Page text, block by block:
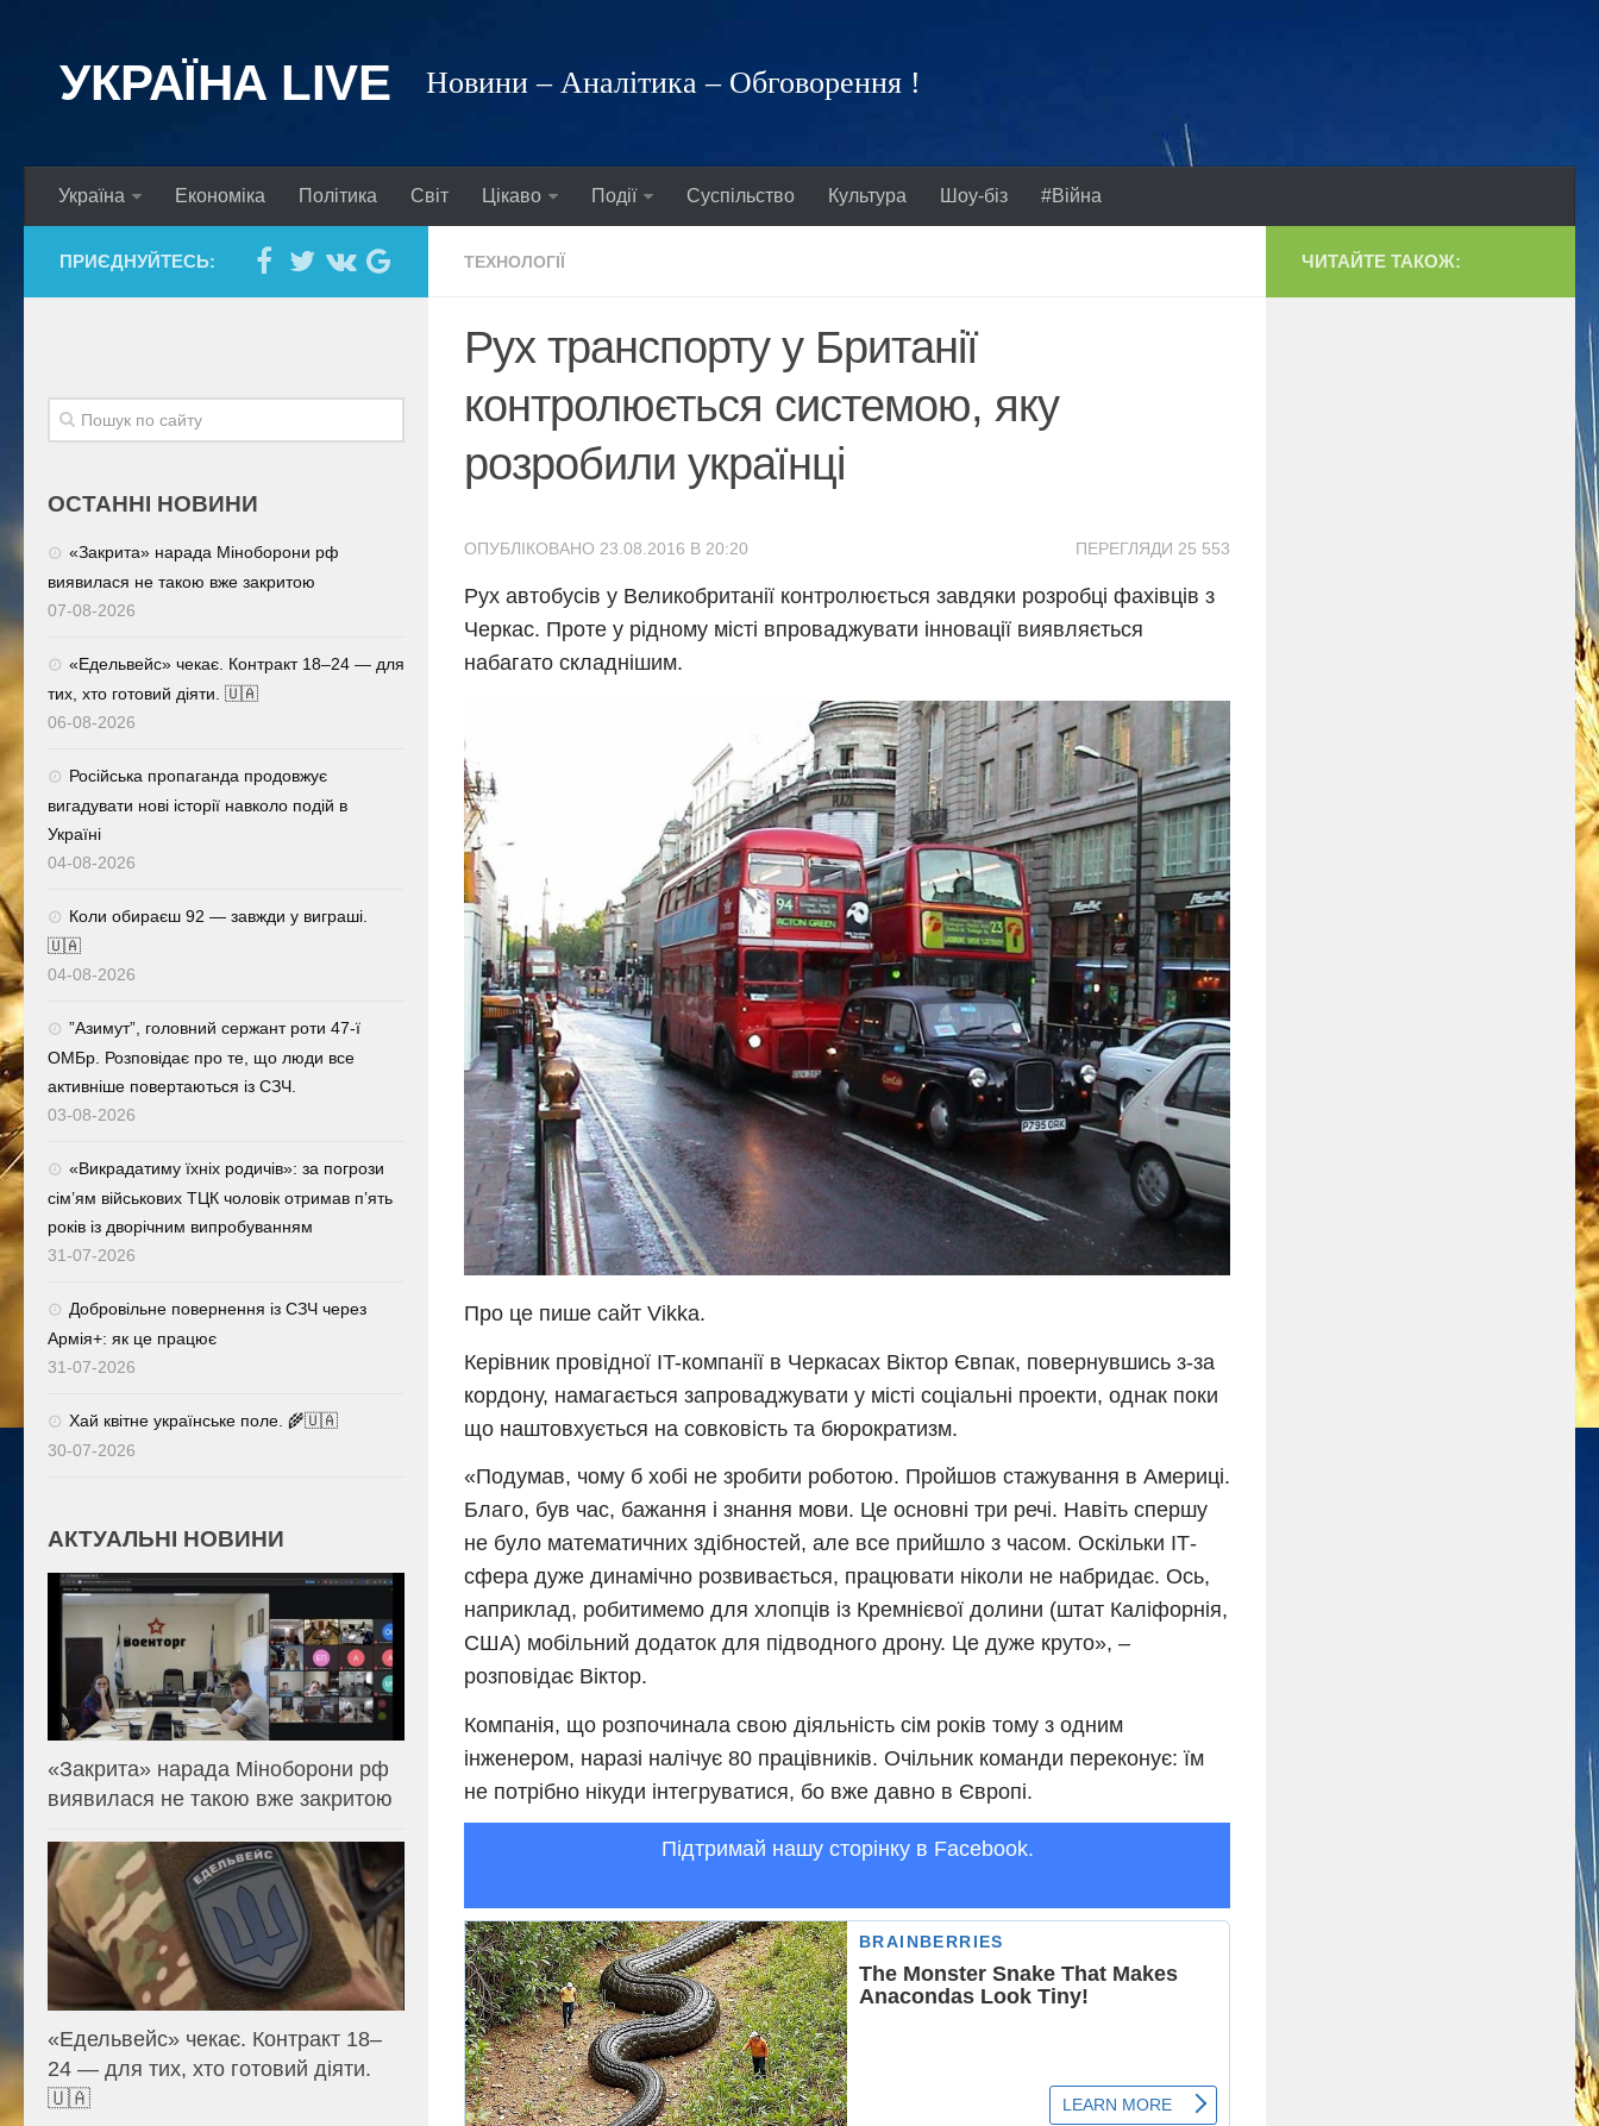
УКРАЇНА LIVE Новини – Аналітика – Обговорення !
Україна Економіка Політика Світ Цікаво Події Суспільство Культура Шоу-біз #Війна
ТЕХНОЛОГІЇ
Рух транспорту у Британії
контролюється системою, яку
розробили українці
ПЕРЕГЛЯДИ 25 553
ОПУБЛІКОВАНО 23.08.2016 В 20:20
Рух автобусів у Великобританії контролюється завдяки розробці фахівців з
Черкас. Проте у рідному місті впроваджувати інновації виявляється
набагато складнішим.
Про це пише сайт Vikka.
Керівник провідної IT-компанії в Черкасах Віктор Євпак, повернувшись з-за
кордону, намагається запроваджувати у місті соціальні проекти, однак поки
що наштовхується на совковість та бюрократизм.
«Подумав, чому б хобі не зробити роботою. Пройшов стажування в Америці.
Благо, був час, бажання і знання мови. Це основні три речі. Навіть спершу
не було математичних здібностей, але все прийшло з часом. Оскільки ІТ-
сфера дуже динамічно розвивається, працювати ніколи не набридає. Ось,
наприклад, робитимемо для хлопців із Кремнієвої долини (штат Каліфорнія,
США) мобільний додаток для підводного дрону. Це дуже круто», –
розповідає Віктор.
Компанія, що розпочинала свою діяльність сім років тому з одним
інженером, наразі налічує 80 працівників. Очільник команди переконує: їм
не потрібно нікуди інтегруватися, бо вже давно в Європі.
Підтримай нашу сторінку в Facebook.
ПРИЄДНУЙТЕСЬ:
ОСТАННІ НОВИНИ
«Закрита» нарада Міноборони рф
виявилася не такою вже закритою
07-08-2026
«Едельвейс» чекає. Контракт 18–24 — для
тих, хто готовий діяти. 🇺🇦
06-08-2026
Російська пропаганда продовжує
вигадувати нові історії навколо подій в
Україні
04-08-2026
Коли обираєш 92 — завжди у виграші.
🇺🇦
04-08-2026
⁨”Азимут”, головний сержант роти 47-ї
ОМБр. Розповідає про те, що люди все
активніше повертаються із СЗЧ.
03-08-2026
«Викрадатиму їхніх родичів»: за погрози
сім’ям військових ТЦК чоловік отримав п’ять
років із дворічним випробуванням
31-07-2026
Добровільне повернення із СЗЧ через
Армія+: як це працює
31-07-2026
Хай квітне українське поле. 🌾🇺🇦
30-07-2026
АКТУАЛЬНІ НОВИНИ
«Закрита» нарада Міноборони рф
виявилася не такою вже закритою
«Едельвейс» чекає. Контракт 18–
24 — для тих, хто готовий діяти.
🇺🇦
ЧИТАЙТЕ ТАКОЖ: